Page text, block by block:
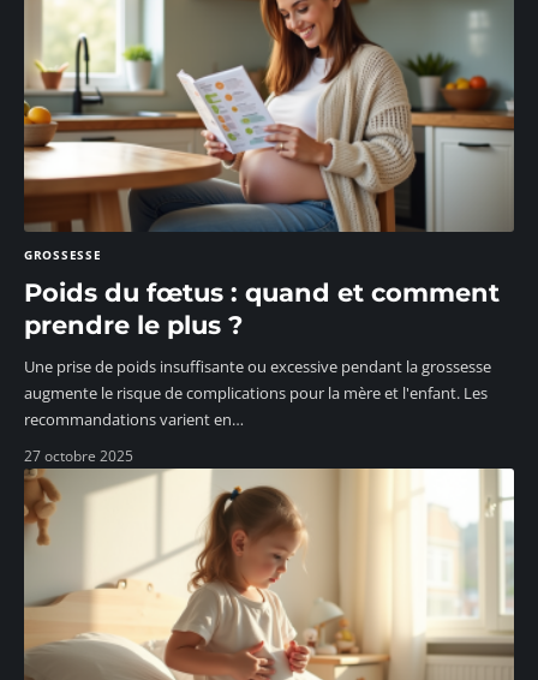
GROSSESSE
Poids du fœtus : quand et comment
prendre le plus ?
Une prise de poids insuffisante ou excessive pendant la grossesse
augmente le risque de complications pour la mère et l'enfant. Les
recommandations varient en…
27 octobre 2025